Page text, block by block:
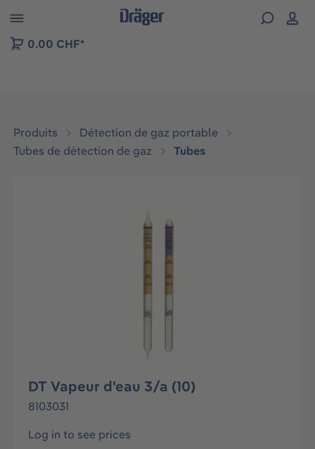
to B2B platform navigation
0.00 CHF*
Produits
Détection de gaz portable
Tubes de détection de gaz
Tubes
Ignorer la galerie d'images
DT Vapeur d'eau 3/a (10)
8103031
Log in to see prices